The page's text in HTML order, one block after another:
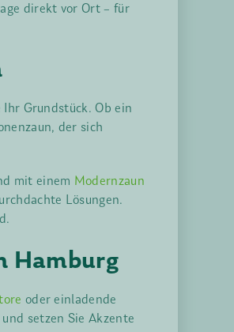
direkt vor Ort – für
Grundstück. Ob ein
der sich
mit einem Modernzaun
Lösungen.
Hamburg
oder einladende
setzen Sie Akzente